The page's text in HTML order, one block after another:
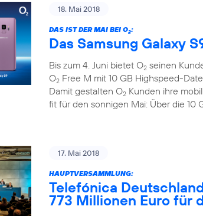
18. Mai 2018
DAS IST DER MAI BEI O2:
Das Samsung Galaxy
Bis zum 4. Juni bietet O2 seinen
O2 Free M mit 10 GB Highspeed-
Damit gestalten O2 Kunden ihre
fit für den sonnigen Mai: Über die 10
17. Mai 2018
HAUPTVERSAMMLUNG:
Telefónica
773 Millionen Euro für